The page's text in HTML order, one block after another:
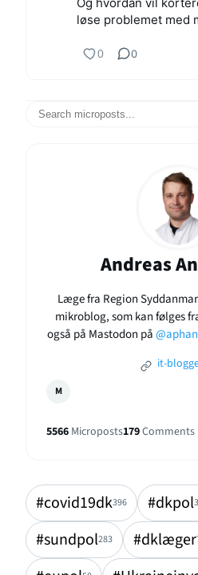
løse problemet med
0 0
Andreas
Læge fra Region
mikroblog, som kan følges
også på Mastodon på
it-
M
5566 Microposts179Comments
#covid19dk396 #dkpol
#sundpol283 #dklæger